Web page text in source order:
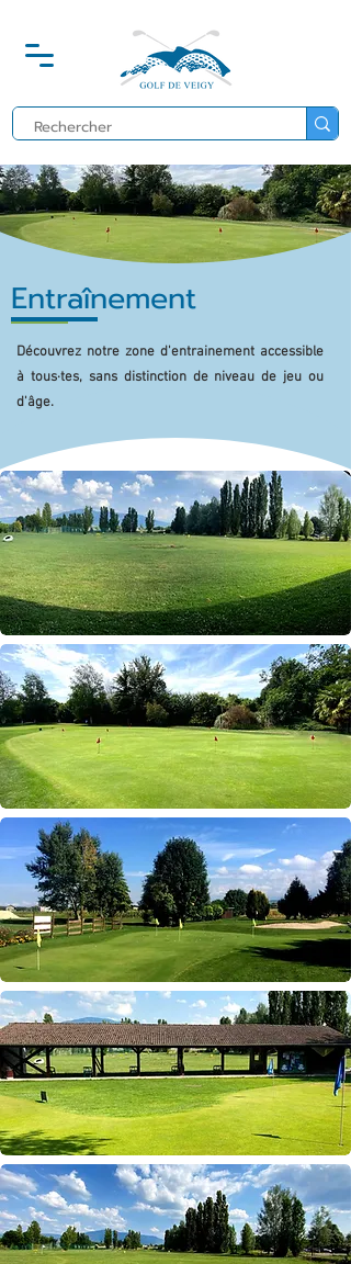
Entraînement
Découvrez notre zone d'entrainement accessible
à tous·tes, sans distinction de niveau de jeu ou
d'âge.